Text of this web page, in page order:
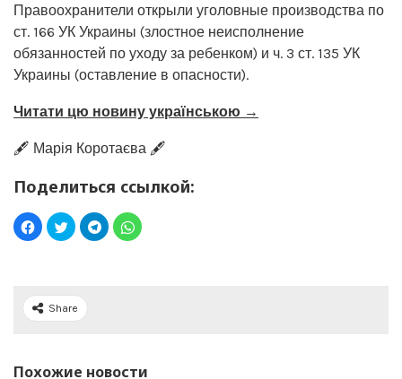
Правоохранители открыли уголовные производства по
ст. 166 УК Украины (злостное неисполнение
обязанностей по уходу за ребенком) и ч. 3 ст. 135 УК
Украины (оставление в опасности).
Читати цю новину українською →
🖋️ Марія Коротаєва 🖋️
Поделиться ссылкой:
Share
Похожие новости